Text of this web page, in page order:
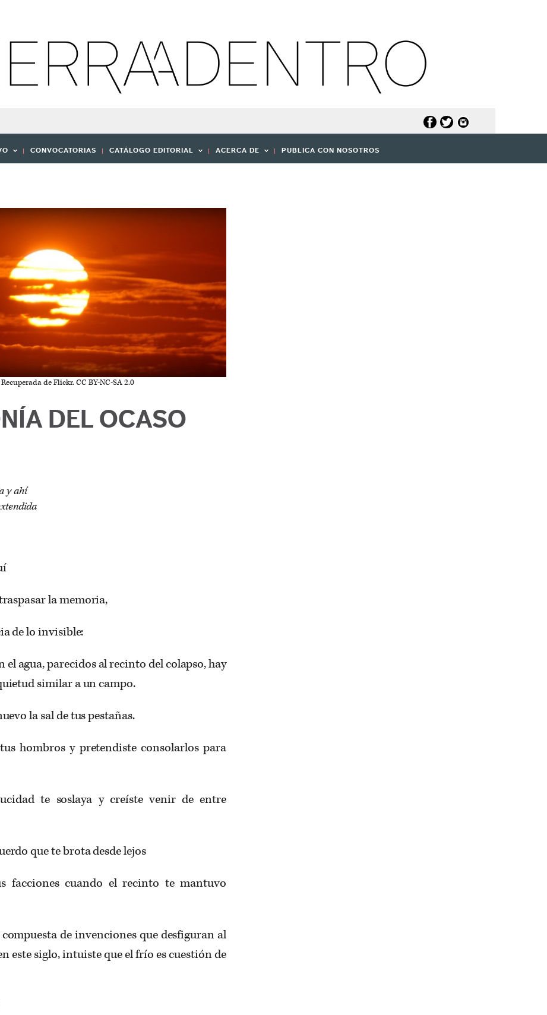
CONVOCATORIAS CATÁLOGO EDITORIAL ACERCA DE PUBLICA CON NOSOTROS
de Flickr. CC BY-NC-SA 2.0
DEL OCASO
y ahí
la memoria,
de lo invisible:
el agua, parecidos al recinto del colapso, hay
similar a un campo.
la sal de tus pestañas.
hombros y pretendiste consolarlos para
te soslaya y creíste venir de entre
que te brota desde lejos
facciones cuando el recinto te mantuvo
de invenciones que desfiguran al
este siglo, intuiste que el frío es cuestión de